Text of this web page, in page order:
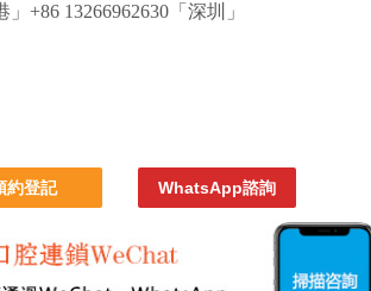
+86 13266962630「深圳」
約登記 WhatsApp諮詢